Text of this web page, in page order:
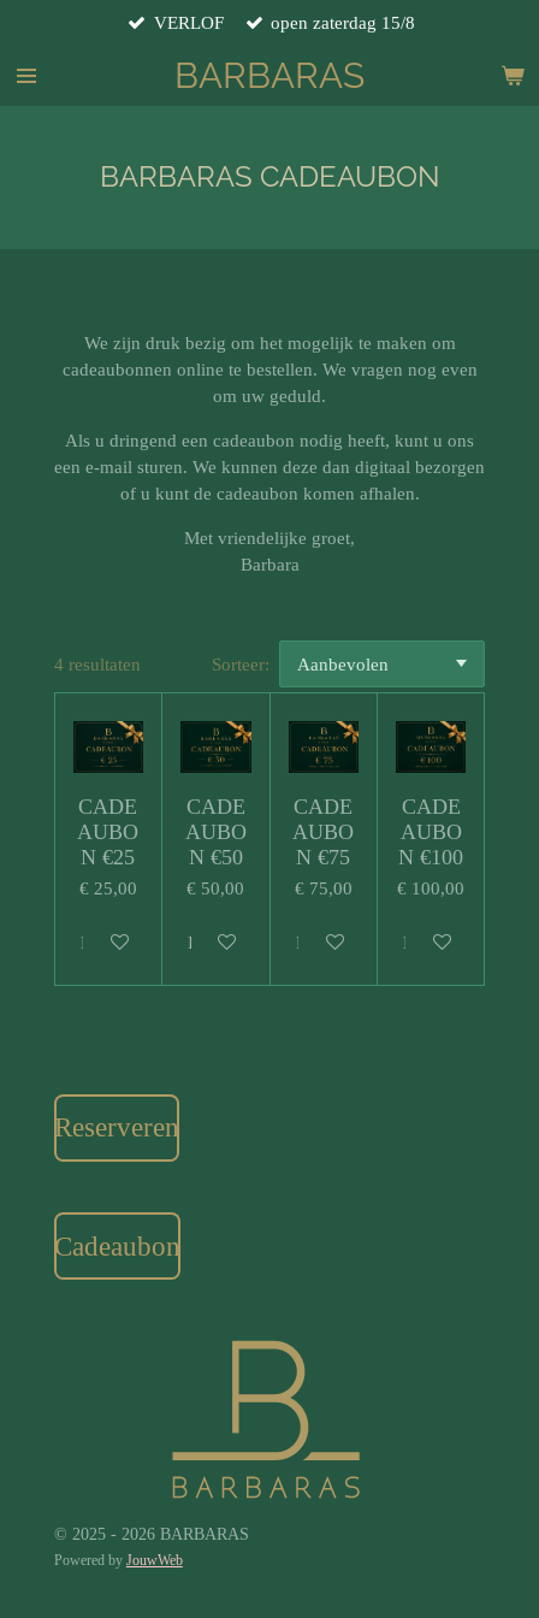
naar
BARBARAS
VERLOF open zaterdag 15/8
BARBARAS CADEAUBON
We zijn druk bezig om het mogelijk te maken om
cadeaubonnen online te bestellen. We vragen nog even
om uw geduld.
Als u dringend een cadeaubon nodig heeft, kunt u ons
een e-mail sturen. We kunnen deze dan digitaal bezorgen
of u kunt de cadeaubon komen afhalen.
Met vriendelijke groet,
Barbara
4 resultaten Sorteer:
CADE
AUBO
N €25
€ 25,00
Bekijk details
CADE
AUBO
N €50
€ 50,00
In winkelwagen
CADE
AUBO
N €75
€ 75,00
Bekijk details
CADE
AUBO
N €100
€ 100,00
Bekijk details
Reserveren
Cadeaubon
© 2025 - 2026 BARBARAS
Powered by JouwWeb